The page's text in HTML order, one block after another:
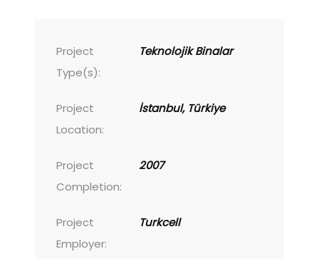
Project
Type(s):
Teknolojik Binalar
Project
Location:
İstanbul, Türkiye
Project
Completion:
2007
Project
Employer:
Turkcell